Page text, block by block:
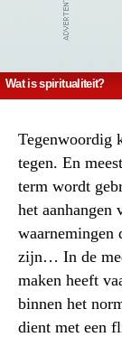
Wat is spiritualiteit?
Tegenwoordig
tegen. En
term wordt
het aanhangen
zijn… In de
maken heeft
binnen het
dient met een